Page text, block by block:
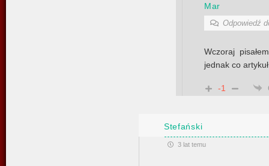
Mar
Odpowiedź
Wczoraj
jednak co artykuł
-1
Stefański
3 lat temu